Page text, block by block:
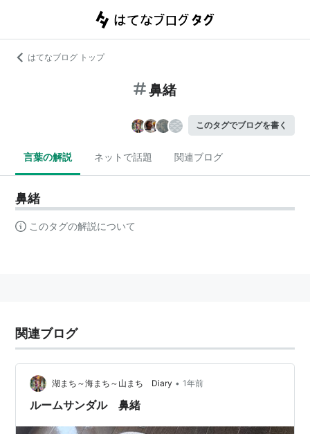
はてなブログ トップ
鼻緒
このタグでブログを書く
言葉の解説 ネットで話題 関連ブログ
鼻緒
このタグの解説について
関連ブログ
湖まち～海まち～山まち Diary • 1年前
ルームサンダル 鼻緒